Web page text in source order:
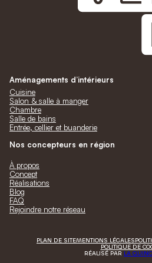
Aménagements d’intérieurs
Cuisine
Salon & salle à manger
Chambre
Salle de bains
Entrée, cellier et buanderie
Nos concepteurs en région
À propos
Concept
Réalisations
Blog
FAQ
Rejoindre notre réseau
PLAN DE SITEMENTIONS LÉGALES
POLITIQUE DE
RÉALISÉ PAR LA